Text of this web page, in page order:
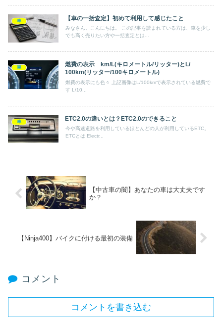
車 【車の一括査定】初めて利用して感じたこと
みなさん。こんにちは。 この記事を読まれている方は、車を少し
でも高く売りたい方や一括査定とは...
車
燃費の表示 km/L(キロメートル/リッター)とL/
100km(リッター/100キロメートル)
燃費の表示にも色々 上記画像はL/100kmで表示されている燃費で
す L/10...
車 ETC2.0の違いとは？ETC2.0のできること
今や高速道路を利用しているほとんどの人が利用しているETC。
ETCとは Electr...
【中古車の闇】あなたの車は大丈夫です
か？
【Ninja400】バイクに付ける最初の装備
コメント
コメントを書き込む